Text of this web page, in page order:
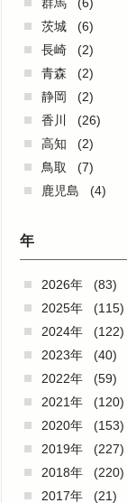
茨城
(6)
長崎
(2)
青森
(2)
静岡
(2)
香川
(26)
高知
(2)
鳥取
(7)
鹿児島
(4)
年
2026年
(83)
2025年
(115)
2024年
(122)
2023年
(40)
2022年
(59)
2021年
(120)
2020年
(153)
2019年
(227)
2018年
(220)
2017年
(21)